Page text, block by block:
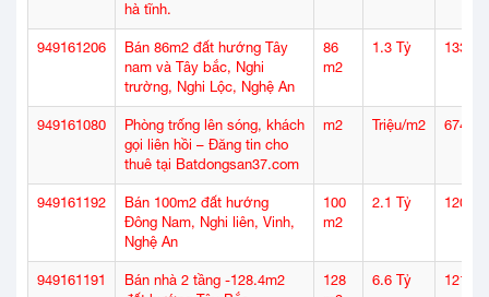
hà tĩnh.
949161206
Bán 86m2 đất hướng Tây
nam và Tây bắc, Nghi
trường, Nghi Lộc, Nghệ An
86
m2
1.3 Tỷ 133
949161080
Phòng trống lên sóng, khách
gọi liên hồi – Đăng tin cho
thuê tại Batdongsan37.com
m2 Triệu/m2 674
949161192
Bán 100m2 đất hướng
Đông Nam, Nghi liên, Vinh,
Nghệ An
100
m2
2.1 Tỷ 120
949161191
Bán nhà 2 tầng -128.4m2
128
6.6 Tỷ 121